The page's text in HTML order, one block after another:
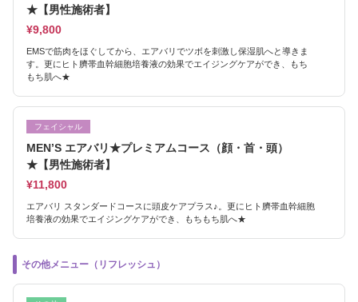
★【男性施術者】
¥9,800
EMSで筋肉をほぐしてから、エアバリでツボを刺激し保湿肌へと導きま
す。更にヒト臍帯血幹細胞培養液の効果でエイジングケアができ、もち
もち肌へ★
フェイシャル
MEN’S エアバリ★プレミアムコース（顔・首・頭）
★【男性施術者】
¥11,800
エアバリ スタンダードコースに頭皮ケアプラス♪。更にヒト臍帯血幹細胞
培養液の効果でエイジングケアができ、もちもち肌へ★
その他メニュー（リフレッシュ）